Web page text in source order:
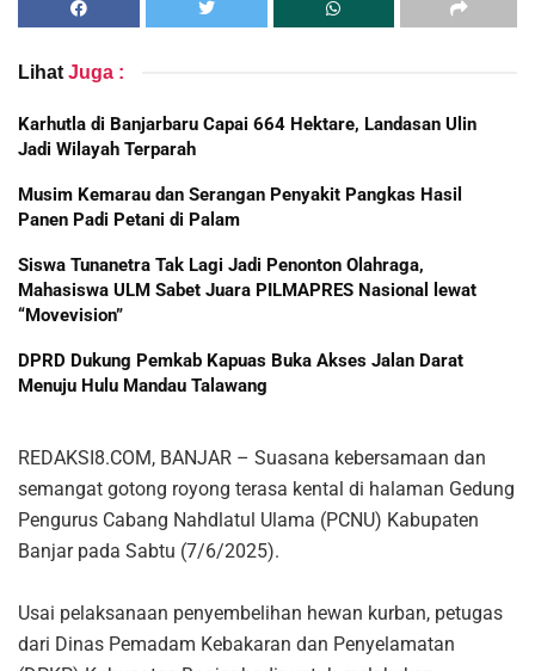
Lihat Juga :
Karhutla di Banjarbaru Capai 664 Hektare, Landasan Ulin
Jadi Wilayah Terparah
Musim Kemarau dan Serangan Penyakit Pangkas Hasil
Panen Padi Petani di Palam
Siswa Tunanetra Tak Lagi Jadi Penonton Olahraga,
Mahasiswa ULM Sabet Juara PILMAPRES Nasional lewat
“Movevision”
DPRD Dukung Pemkab Kapuas Buka Akses Jalan Darat
Menuju Hulu Mandau Talawang
REDAKSI8.COM, BANJAR – Suasana kebersamaan dan
semangat gotong royong terasa kental di halaman Gedung
Pengurus Cabang Nahdlatul Ulama (PCNU) Kabupaten
Banjar pada Sabtu (7/6/2025).
Usai pelaksanaan penyembelihan hewan kurban, petugas
dari Dinas Pemadam Kebakaran dan Penyelamatan